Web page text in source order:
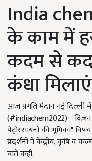
India
के काम में
कदम से
कंधा
आज प्रगति मैदान नई दिल्ली
(#indiachem2022)- "विज़न
पेट्रोरसायनों की भूमिका" विषय
प्रदर्शनी में केंद्रीय, कृषि व
बातें कही.